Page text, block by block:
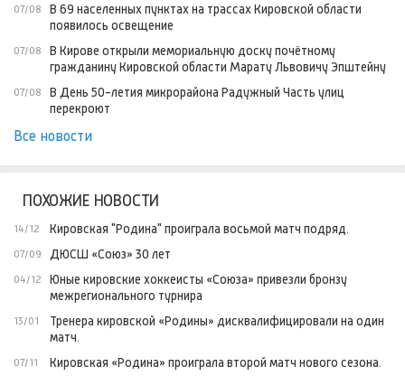
07/08
В 69 населенных пунктах на трассах Кировской области
появилось освещение
07/08
В Кирове открыли мемориальную доску почётному
гражданину Кировской области Марату Львовичу Эпштейну
07/08
В День 50-летия микрорайона Радужный Часть улиц
перекроют
Все новости
ПОХОЖИЕ НОВОСТИ
14/12 Кировская "Родина" проиграла восьмой матч подряд.
07/09 ДЮСШ «Союз» 30 лет
04/12
Юные кировские хоккеисты «Союза» привезли бронзу
межрегионального турнира
13/01
Тренера кировской «Родины» дисквалифицировали на один
матч.
07/11 Кировская «Родина» проиграла второй матч нового сезона.